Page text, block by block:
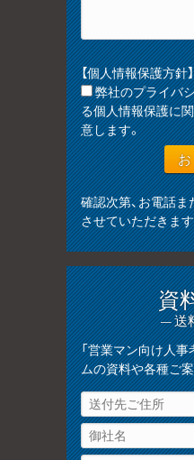
【個人情報保護方針
弊社のプライバ
る個人情報保護に
意します。
確認次第、お電話
させていただきま
資
— 送
「営業マン向け人
ムの資料や各種ご